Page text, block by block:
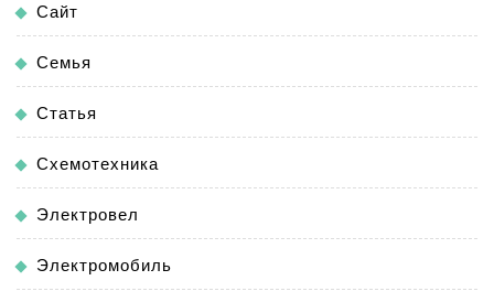
Сайт
Семья
Статья
Схемотехника
Электровел
Электромобиль